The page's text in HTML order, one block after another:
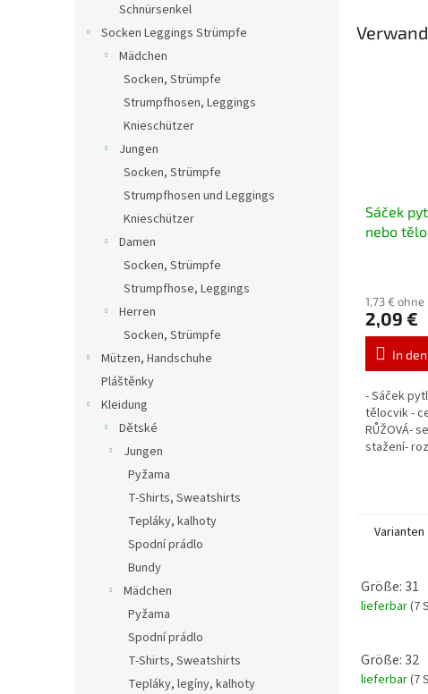
Schnürsenkel
Socken Leggings Strümpfe
Mädchen
Socken, Strümpfe
Strumpfhosen, Leggings
Knieschützer
Jungen
Socken, Strümpfe
Strumpfhosen und Leggings
Knieschützer
Damen
Socken, Strümpfe
Strumpfhose, Leggings
Herren
Socken, Strümpfe
Mützen, Handschuhe
Pláštěnky
Kleidung
Dětské
Jungen
Pyžama
T-Shirts, Sweatshirts
Tepláky, kalhoty
Spodní prádlo
Bundy
Mädchen
Pyžama
Spodní prádlo
T-Shirts, Sweatshirts
Tepláky, legíny, kalhoty
Sáček
nebo
1,73 € ohne
2,09 €
In
- Sáček
tělocvik -
RŮŽOVÁ-
stažení-
Varianten
Größe: 31
lieferbar(7
Größe: 32
lieferbar(7